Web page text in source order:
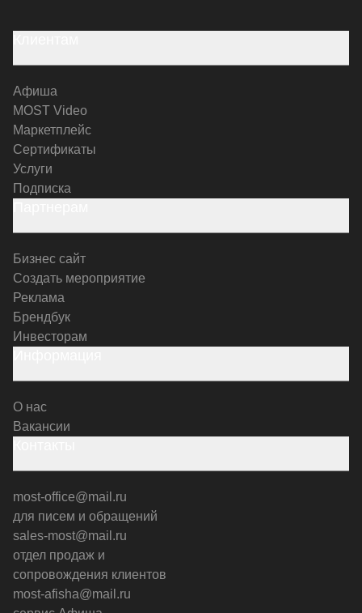
Афиша
MOST Video
Маркетплейс
Сертификаты
Услуги
Подписка
Бизнес сайт
Создать мероприятие
Реклама
Брендбук
Инвесторам
О нас
Вакансии
most-office@mail.ru
для писем и обращений
sales-most@mail.ru
отдел продаж и
сопровождения клиентов
most-afisha@mail.ru